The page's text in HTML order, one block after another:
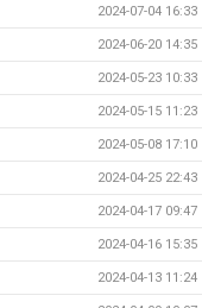
2024-07-04 16:33
2024-06-20 14:35
2024-05-23 10:33
2024-05-15 11:23
2024-05-08 17:10
2024-04-25 22:43
2024-04-17 09:47
2024-04-16 15:35
2024-04-13 11:24